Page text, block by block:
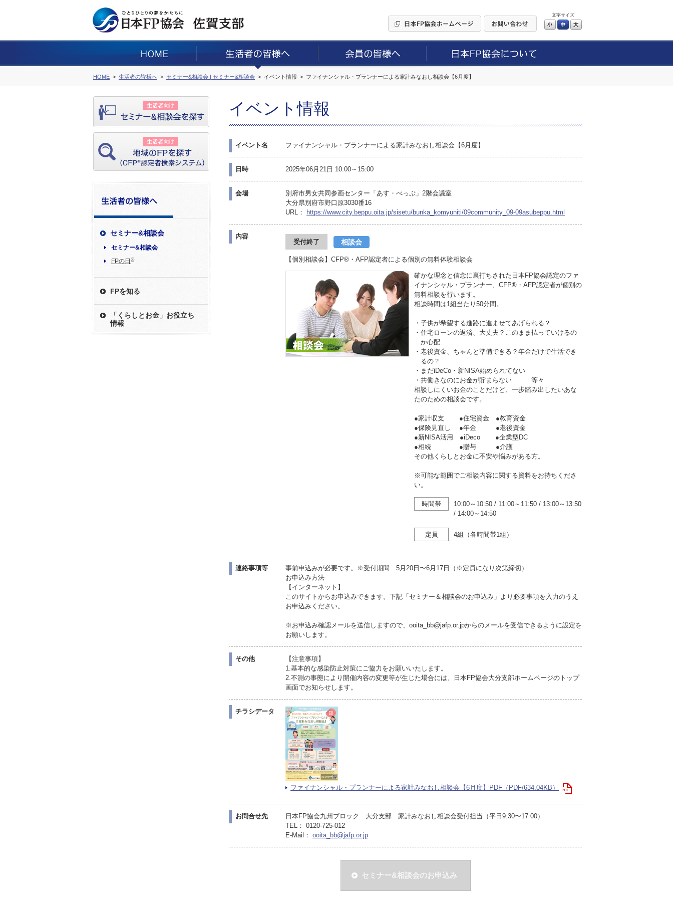
文字サイズ
小 中
HOME 生活者の皆様へ セミナー&相談会 | セミナー&相談会 イベント情報 ファイナンシャル・プランナーによる家計みなおし相談会【6月度】
セミナー&相談会
セミナー&相談会
FPの日 ®
FPを知る
「くらしとお金」お役立ち
情報
イベント情報
イベント名 ファイナンシャル・プランナーによる家計みなおし相談会【6月度】
日時 2025年06月21日 10:00～15:00
会場
別府市男女共同参画センター「あす・べっぷ」2階会議室
大分県別府市野口原3030番16
URL：
https://www.city.beppu.oita.jp/sisetu/bunka_komyuniti/09community_09-09asubeppu.html
内容
受付終了 相談会
【個別相談会】CFP®・AFP認定者による個別の無料体験相談会
確かな理念と信念に裏打ちされた日本FP協会認定のファ
イナンシャル・プランナー、CFP®・AFP認定者が個別の
無料相談を行います。
相談時間は1組当たり50分間。
・子供が希望する進路に進ませてあげられる？
・住宅ローンの返済、大丈夫？このまま払っていけるの
か心配
・老後資金、ちゃんと準備できる？年金だけで生活でき
るの？
・まだiDeCo・新NISA始められてない
・共働きなのにお金が貯まらない 等々
相談しにくいお金のことだけど、一歩踏み出したいあな
たのための相談会です。
●家計収支 ●住宅資金 ●教育資金
●保険見直し ●年金 ●老後資金
●新NISA活用 ●iDeco ●企業型DC
●相続 ●贈与 ●介護
その他くらしとお金に不安や悩みがある方。
※可能な範囲でご相談内容に関する資料をお持ちくださ
い。
時間帯 10:00～10:50 / 11:00～11:50 / 13:00～13:50
/ 14:00～14:50
定員 4組（各時間帯1組）
連絡事項等
事前申込みが必要です。※受付期間 5月20日〜6月17日（※定員になり次第締切）
お申込み方法
【インターネット】
このサイトからお申込みできます。下記「セミナー＆相談会のお申込み」より必要事項を入力のうえ
お申込みください。
※お申込み確認メールを送信しますので、ooita_bb@jafp.or.jpからのメールを受信できるように設定を
お願いします。
その他
【注意事項】
1.基本的な感染防止対策にご協力をお願いいたします。
2.不測の事態により開催内容の変更等が生じた場合には、日本FP協会大分支部ホームページのトップ
画面でお知らせします。
チラシデータ
ファイナンシャル・プランナーによる家計みなおし相談会【6月度】PDF（PDF/634.04KB）
お問合せ先
日本FP協会九州ブロック 大分支部 家計みなおし相談会受付担当（平日9:30〜17:00）
TEL： 0120-725-012
E-Mail： ooita_bb@jafp.or.jp
セミナー&相談会のお申込み